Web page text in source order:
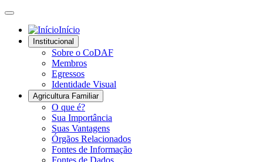
Início
Institucional
Sobre o CoDAF
Membros
Egressos
Identidade Visual
Agricultura Familiar
O que é?
Sua Importância
Suas Vantagens
Órgãos Relacionados
Fontes de Informação
Fontes de Dados